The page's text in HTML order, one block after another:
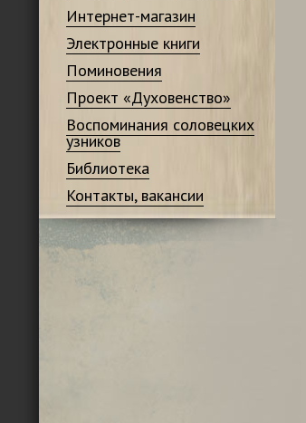
Интернет-магазин
Электронные книги
Поминовения
Проект «Духовенство»
Воспоминания соловецких
узников
Библиотека
Контакты, вакансии